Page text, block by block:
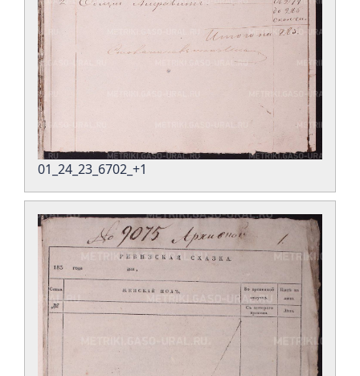
01_24_23_6702_+1